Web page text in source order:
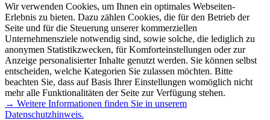
Wir verwenden Cookies, um Ihnen ein optimales Webseiten-
Erlebnis zu bieten. Dazu zählen Cookies, die für den Betrieb der
Seite und für die Steuerung unserer kommerziellen
Unternehmensziele notwendig sind, sowie solche, die lediglich zu
anonymen Statistikzwecken, für Komforteinstellungen oder zur
Anzeige personalisierter Inhalte genutzt werden. Sie können selbst
entscheiden, welche Kategorien Sie zulassen möchten. Bitte
beachten Sie, dass auf Basis Ihrer Einstellungen womöglich nicht
mehr alle Funktionalitäten der Seite zur Verfügung stehen.
→ Weitere Informationen finden Sie in unserem
Datenschutzhinweis.